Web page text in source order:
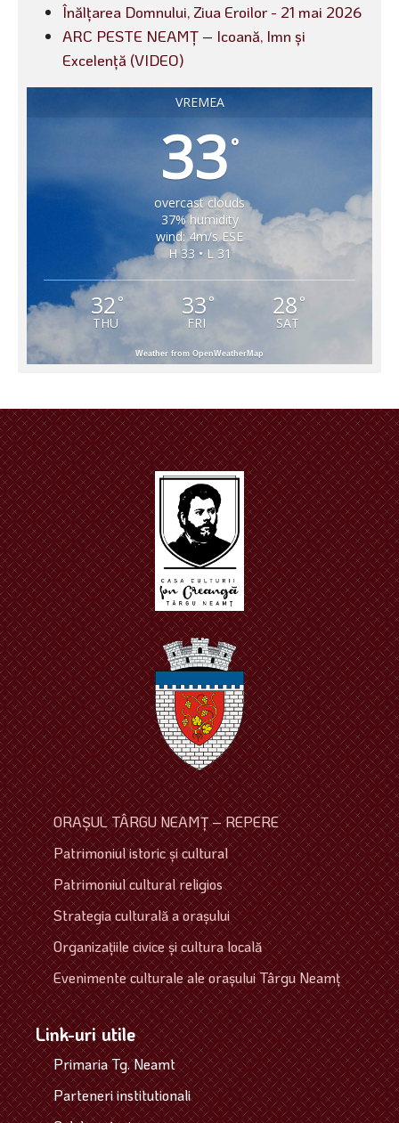
Înălțarea Domnului, Ziua Eroilor - 21 mai 2026
ARC PESTE NEAMȚ – Icoană, Imn și
Excelență (VIDEO)
VREMEA
33°
overcast clouds
37% humidity
wind: 4m/s ESE
H 33 • L 31
32 °
THU
33°
FRI
28 °
SAT
Weather from OpenWeatherMap
ORAŞUL TÂRGU NEAMŢ – REPERE
Patrimoniul istoric şi cultural
Patrimoniul cultural religios
Strategia culturală a oraşului
Organizaţiile civice şi cultura locală
Evenimente culturale ale oraşului Târgu Neamţ
Link-uri utile
Primaria Tg. Neamt
Parteneri institutionali